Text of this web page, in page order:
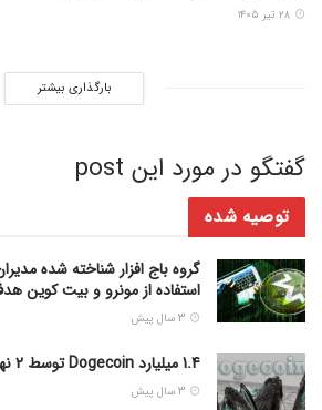
بارگذاری بیشتر
گفتگو در مورد این post
توصیه شده
گروه باج افزار شناخته شده مدیران
استفاده از مونرو و بیت کوین
1.4 میلیارد Dogecoin توسط 2 نهنگ فروخته شد